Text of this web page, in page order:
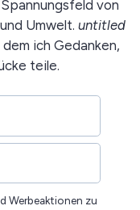
von
Umwelt. untitled
ich Gedanken,
teile.
Werbeaktionen zu